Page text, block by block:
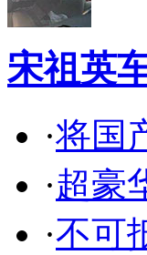
宋祖英
·将国
·超豪
·不可